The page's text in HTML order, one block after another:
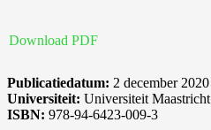
Download PDF
Publicatiedatum: 2 december 2020
Universiteit: Universiteit Maastricht
ISBN: 978-94-6423-009-3